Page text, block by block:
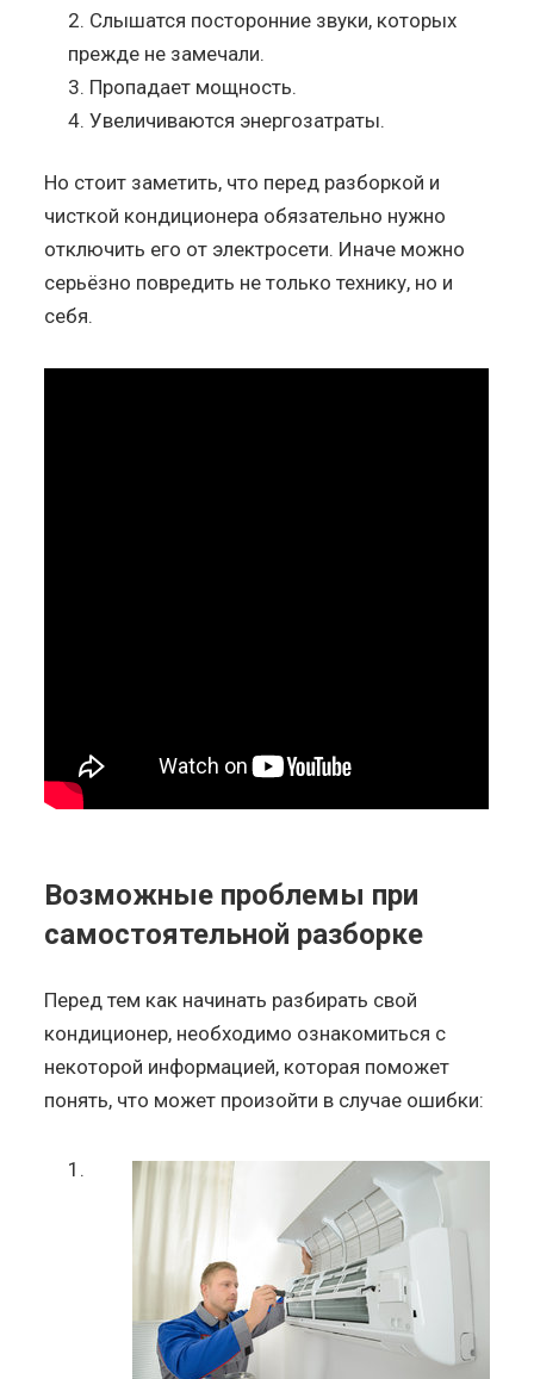
Слышатся посторонние звуки, которых
прежде не замечали.
Пропадает мощность.
Увеличиваются энергозатраты.
Но стоит заметить, что перед разборкой и
чисткой кондиционера обязательно нужно
отключить его от электросети. Иначе можно
серьёзно повредить не только технику, но и
себя.
Возможные проблемы при
самостоятельной разборке
Перед тем как начинать разбирать свой
кондиционер, необходимо ознакомиться с
некоторой информацией, которая поможет
понять, что может произойти в случае ошибки: